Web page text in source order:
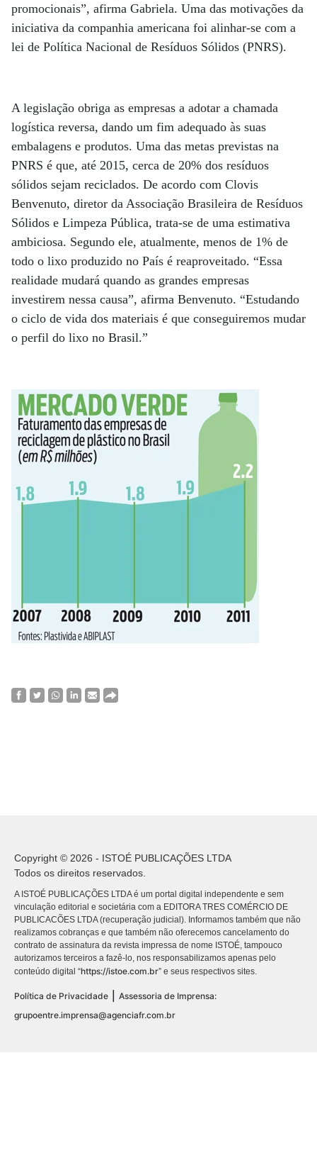
promocionais”, afirma Gabriela. Uma das motivações da
iniciativa da companhia americana foi alinhar-se com a
lei de Política Nacional de Resíduos Sólidos (PNRS).
A legislação obriga as empresas a adotar a chamada
logística reversa, dando um fim adequado às suas
embalagens e produtos. Uma das metas previstas na
PNRS é que, até 2015, cerca de 20% dos resíduos
sólidos sejam reciclados. De acordo com Clovis
Benvenuto, diretor da Associação Brasileira de Resíduos
Sólidos e Limpeza Pública, trata-se de uma estimativa
ambiciosa. Segundo ele, atualmente, menos de 1% de
todo o lixo produzido no País é reaproveitado. “Essa
realidade mudará quando as grandes empresas
investirem nessa causa”, afirma Benvenuto. “Estudando
o ciclo de vida dos materiais é que conseguiremos mudar
o perfil do lixo no Brasil.”
Copyright © 2026 - ISTOÉ PUBLICAÇÕES LTDA
Todos os direitos reservados.
A ISTOÉ PUBLICAÇÕES LTDA é um portal digital independente e sem
vinculação editorial e societária com a EDITORA TRES COMÉRCIO DE
PUBLICACÕES LTDA (recuperação judicial). Informamos também que não
realizamos cobranças e que também não oferecemos cancelamento do
contrato de assinatura da revista impressa de nome ISTOÉ, tampouco
autorizamos terceiros a fazê-lo, nos responsabilizamos apenas pelo
conteúdo digital “https://istoe.com.br” e seus respectivos sites.
Política de Privacidade | Assessoria de Imprensa:
grupoentre.imprensa@agenciafr.com.br